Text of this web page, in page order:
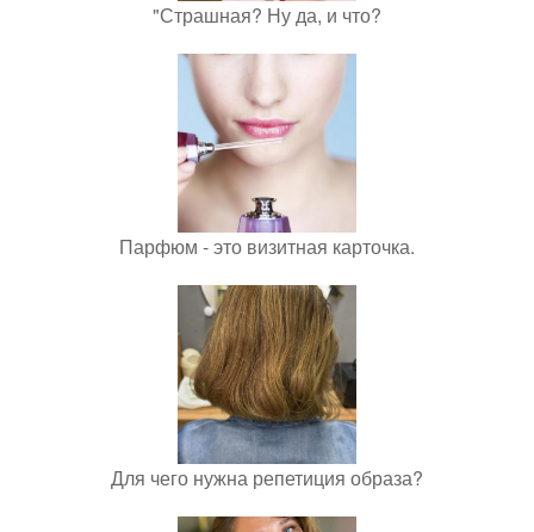
"Страшная? Ну да, и что?
Парфюм - это визитная карточка.
Для чего нужна репетиция образа?